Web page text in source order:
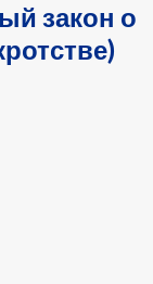
закон о